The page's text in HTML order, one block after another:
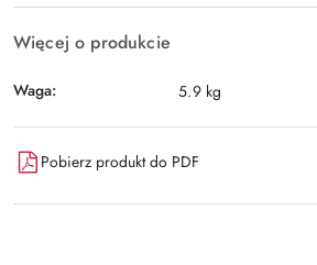
Więcej o produkcie
Waga: 5.9 kg
Pobierz produkt do PDF